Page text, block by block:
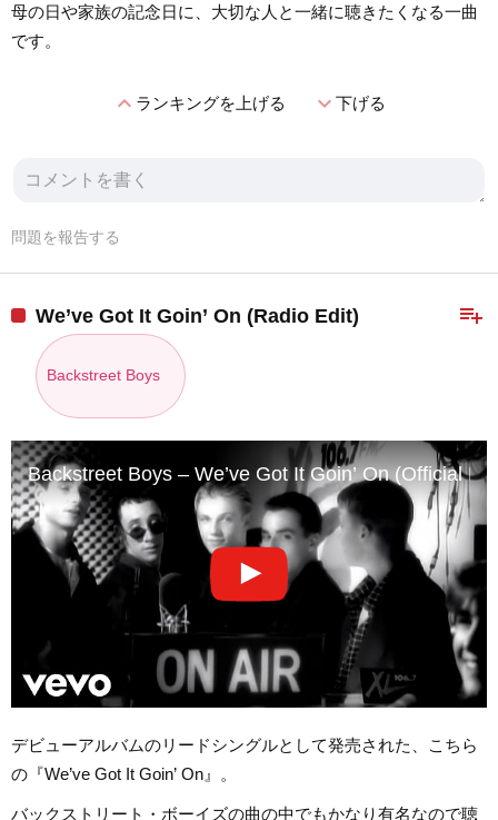
母の日や家族の記念日に、大切な人と一緒に聴きたくなる一曲
です。
expand_lessランキングを上げる expand_more下げる
問題を報告する
playlist_add
We’ve Got It Goin’ On (Radio Edit)
Backstreet Boys
Backstreet Boys – We’ve Got It Goin’ On (Official
デビューアルバムのリードシングルとして発売された、こちら
の『We’ve Got It Goin’ On』。
バックストリート・ボーイズの曲の中でもかなり有名なので聴